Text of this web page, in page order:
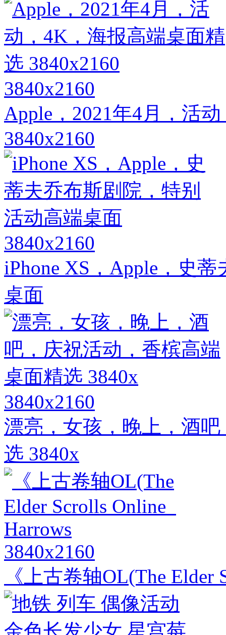
3840x2160
Apple，2021年4月，活
3840x2160
3840x2160
iPhone XS，Apple，史
桌面
3840x2160
漂亮，女孩，晚上，酒
选 3840x
3840x2160
《上古卷轴OL(The Elder